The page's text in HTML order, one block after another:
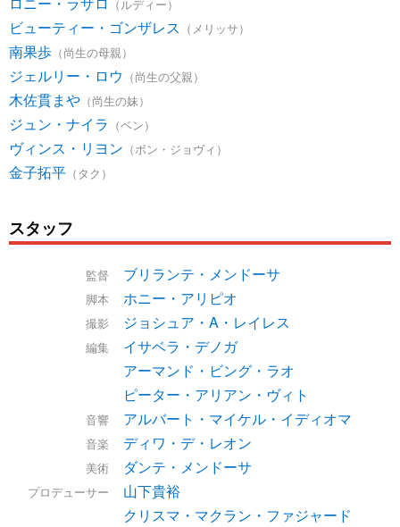
（ルディー）
ビューティー・ゴンザレス （メリッサ）
南果歩 （尚生の母親）
ジェルリー・ロウ （尚生の父親）
木佐貫まや （尚生の妹）
ジュン・ナイラ （ベン）
ヴィンス・リヨン （ボン・ジョヴィ）
金子拓平 （タク）
スタッフ
監督 ブリランテ・メンドーサ
脚本 ホニー・アリピオ
撮影 ジョシュア・A・レイレス
編集
イサベラ・デノガ
アーマンド・ビング・ラオ
ピーター・アリアン・ヴィト
音響 アルバート・マイケル・イディオマ
音楽 ディワ・デ・レオン
美術 ダンテ・メンドーサ
プロデューサー
山下貴裕
クリスマ・マクラン・ファジャード